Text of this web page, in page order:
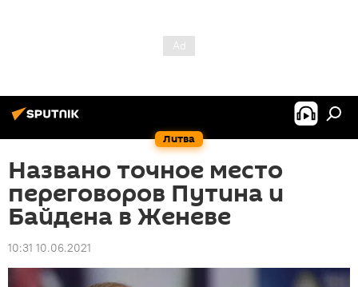
Литва
Названо точное место
переговоров Путина и
Байдена в Женеве
10:31 10.06.2021